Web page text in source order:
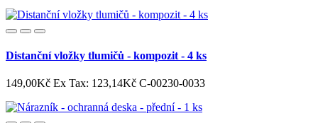
Distanční vložky tlumičů - kompozit - 4 ks
149,00Kč Ex Tax: 123,14Kč C-00230-0033